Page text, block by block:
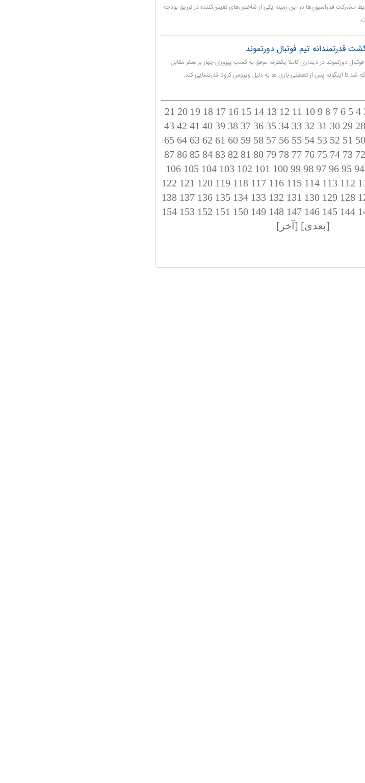
مشارکت فدراسیون‌ها در این زمینه یکی از شاخص‌های تعیین‌کننده در تزریق بودجه
قدرتمندانه تیم فوتبال دورتموند
فوتبال دورتموند در دیداری کاملا یکطرفه موفق به کسب پیروزی چهار بر صفر مقابل
شد تا اینگونه پس از تعطیلی بازی ها به دلیل ویروس کرونا قدرتنمایی کند.
4
5
6
7
8
9
10
11
12
13
14
15
16
17
18
19
20
21
28
29
30
31
32
33
34
35
36
37
38
39
40
41
42
43
50
51
52
53
54
55
56
57
58
59
60
61
62
63
64
65
72
73
74
75
76
77
78
79
80
81
82
83
84
85
86
87
94
95
96
97
98
99
100
101
102
103
104
105
106
112
113
114
115
116
117
118
119
120
121
122
128
129
130
131
132
133
134
135
136
137
138
144
145
146
147
148
149
150
151
152
153
154
[بعدی] [آخر]